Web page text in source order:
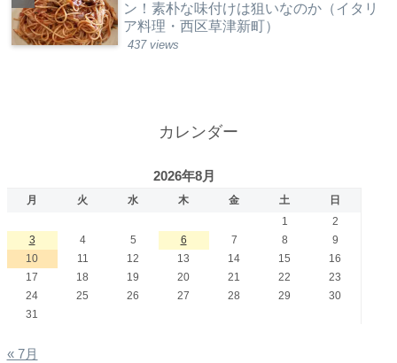
ン！素朴な味付けは狙いなのか（イタリ
ア料理・西区草津新町）
437 views
カレンダー
2026年8月
月 火 水 木 金 土
日
1
2
3
4 5 6 7 8
9
10
11 12 13 14 15
16
17
18 19 20 21 22
23
24
25 26 27 28 29
30
31
« 7月